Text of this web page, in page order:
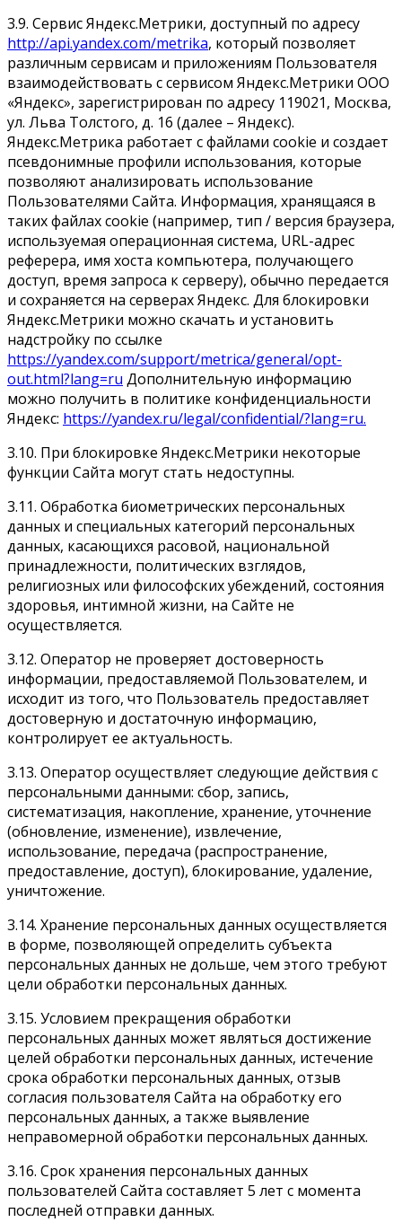
3.9. Сервис Яндекс.Метрики, доступный по адресу
http://api.yandex.com/metrika, который позволяет
различным сервисам и приложениям Пользователя
взаимодействовать с сервисом Яндекс.Метрики ООО
«Яндекс», зарегистрирован по адресу 119021, Москва,
ул. Льва Толстого, д. 16 (далее – Яндекс).
Яндекс.Метрика работает с файлами cookie и создает
псевдонимные профили использования, которые
позволяют анализировать использование
Пользователями Сайта. Информация, хранящаяся в
таких файлах cookie (например, тип / версия браузера,
используемая операционная система, URL-адрес
реферера, имя хоста компьютера, получающего
доступ, время запроса к серверу), обычно передается
и сохраняется на серверах Яндекс. Для блокировки
Яндекс.Метрики можно скачать и установить
надстройку по ссылке
https://yandex.com/support/metrica/general/opt-
out.html?lang=ru Дополнительную информацию
можно получить в политике конфиденциальности
Яндекс: https://yandex.ru/legal/confidential/?lang=ru.
3.10. При блокировке Яндекс.Метрики некоторые
функции Сайта могут стать недоступны.
3.11. Обработка биометрических персональных
данных и специальных категорий персональных
данных, касающихся расовой, национальной
принадлежности, политических взглядов,
религиозных или философских убеждений, состояния
здоровья, интимной жизни, на Сайте не
осуществляется.
3.12. Оператор не проверяет достоверность
информации, предоставляемой Пользователем, и
исходит из того, что Пользователь предоставляет
достоверную и достаточную информацию,
контролирует ее актуальность.
3.13. Оператор осуществляет следующие действия с
персональными данными: сбор, запись,
систематизация, накопление, хранение, уточнение
(обновление, изменение), извлечение,
использование, передача (распространение,
предоставление, доступ), блокирование, удаление,
уничтожение.
3.14. Хранение персональных данных осуществляется
в форме, позволяющей определить субъекта
персональных данных не дольше, чем этого требуют
цели обработки персональных данных.
3.15. Условием прекращения обработки
персональных данных может являться достижение
целей обработки персональных данных, истечение
срока обработки персональных данных, отзыв
согласия пользователя Сайта на обработку его
персональных данных, а также выявление
неправомерной обработки персональных данных.
3.16. Срок хранения персональных данных
пользователей Сайта составляет 5 лет с момента
последней отправки данных.